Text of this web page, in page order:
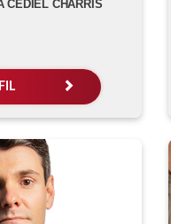
CEDIEL CHARRIS